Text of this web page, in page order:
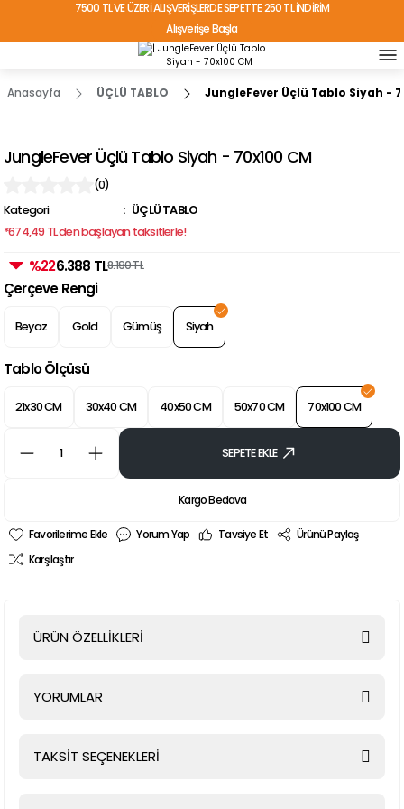
7500 TL VE ÜZERİ ALIŞVERİŞLERDE SEPETTE 250 TL İNDİRİM
Alışverişe Başla
TÜRKİYE'NİN HER YERİNE ÜCRETSİZ KARGO!
Anasayfa ÜÇLÜ TABLO JungleFever Üçlü Tablo Siyah -
JungleFever Üçlü Tablo Siyah - 70x100 CM
(0)
Kategori
ÜÇLÜ TABLO
*674,49 TL den başlayan taksitlerle!
%226.388 TL8.190 TL
Çerçeve Rengi
Beyaz Gold Gümüş Siyah
Tablo Ölçüsü
21x30 CM 30x40 CM 40x50 CM 50x70 CM 70x100 CM
SEPETE EKLE
Kargo Bedava
Yorum Yap Tavsiye Et
Ürünü Paylaş
Karşılaştır
ÜRÜN ÖZELLİKLERİ
YORUMLAR
TAKSİT SEÇENEKLERİ